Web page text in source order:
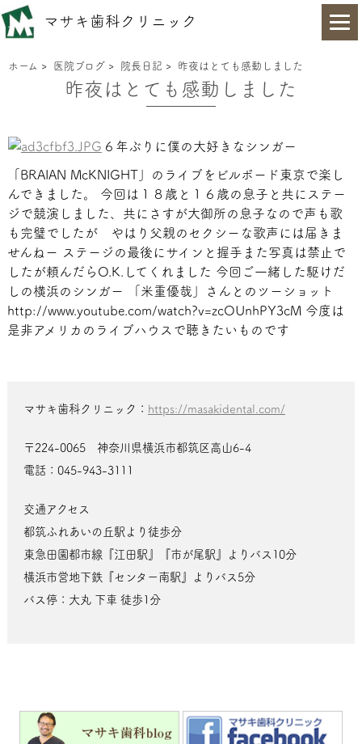
マサキ歯科クリニック
ホーム > 医院ブログ > 院長日記 > 昨夜はとても感動しました
昨夜はとても感動しました
６年ぶりに僕の大好きなシンガー
「BRAIAN McKNIGHT」のライブをビルボード東京で楽し
んできました。
今回は１８歳と１６歳の息子と共にステー
ジで競演しました、共にさすが大御所の息子なので声も歌
も完璧でしたが やはり父親のセクシーな歌声には届きま
せんねー ステージの最後にサインと握手また写真は禁止で
したが頼んだらO.K.してくれました 今回ご一緒した駆けだ
しの横浜のシンガー 「米重優哉」さんとのツーショット
http://www.youtube.com/watch?v=zcOUnhPY3cM 今度は
是非アメリカのライブハウスで聴きたいものです
マサキ歯科クリニック： https://masakidental.com/
〒224-0065 神奈川県横浜市都筑区高山6-4
電話：045-943-3111
交通アクセス
都筑ふれあいの丘駅より徒歩分
東急田園都市線『江田駅』『市が尾駅』よりバス10分
横浜市営地下鉄『センター南駅』よりバス5分
バス停：大丸 下車 徒歩1分